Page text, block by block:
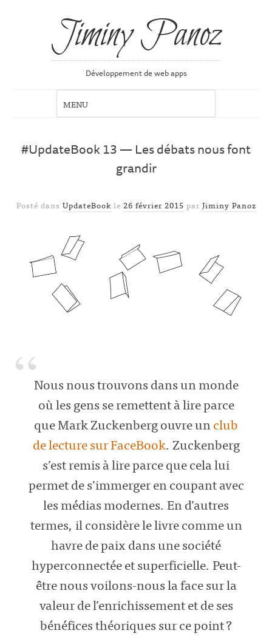
Jiminy Panoz
Développement de web apps
#UpdateBook 13 — Les débats nous font
grandir
Posté dans UpdateBook le 26 février 2015 par Jiminy Panoz
Nous nous trouvons dans un monde
où les gens se remettent à lire parce
que Mark Zuckenberg ouvre unclub
de lecture sur FaceBook. Zuckenberg
s’est remis à lire parce que cela lui
permet de s’immerger en coupant avec
les médias modernes. En d’autres
termes, il considère le livre comme un
havre de paix dans une société
hyperconnectée et superficielle. Peut-
être nous voilons-nous la face sur la
valeur de l’enrichissement et de ses
bénéfices théoriques sur ce point ?